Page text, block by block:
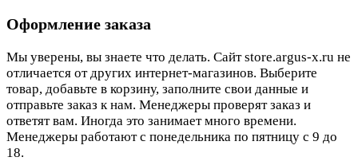
Оформление заказа
Мы уверены, вы знаете что делать. Сайт store.argus-x.ru не
отличается от других интернет-магазинов. Выберите
товар, добавьте в корзину, заполните свои данные и
отправьте заказ к нам. Менеджеры проверят заказ и
ответят вам. Иногда это занимает много времени.
Менеджеры работают с понедельника по пятницу с 9 до
18.